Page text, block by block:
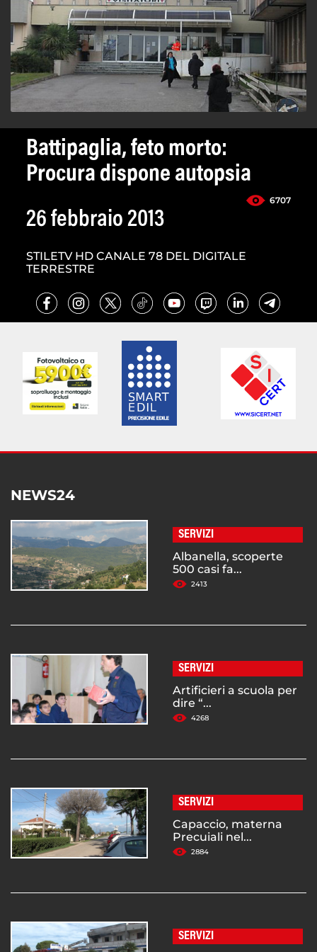
Battipaglia, feto morto:
Procura dispone autopsia
6707
26 febbraio 2013
STILETV HD CANALE 78 DEL DIGITALE
TERRESTRE
NEWS24
SERVIZI
Albanella, scoperte
500 casi fa...
2413
SERVIZI
Artificieri a scuola per
dire “...
4268
SERVIZI
Capaccio, materna
Precuiali nel...
2884
SERVIZI